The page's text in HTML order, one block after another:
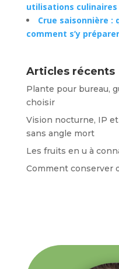
utilisations culinaires
Crue saisonnière
comment s’y
Articles récents
Plante pour bureau,
choisir
Vision nocturne, IP
sans angle mort
Les fruits en u à
Comment conserver